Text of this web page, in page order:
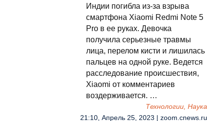
Индии погибла из-за взрыва
смартфона Xiaomi Redmi Note 5
Pro в ее руках. Девочка
получила серьезные травмы
лица, перелом кисти и лишилась
пальцев на одной руке. Ведется
расследование происшествия,
Xiaomi от комментариев
воздерживается. …
Технологии, Наука
21:10, Апрель 25, 2023 | zoom.cnews.ru